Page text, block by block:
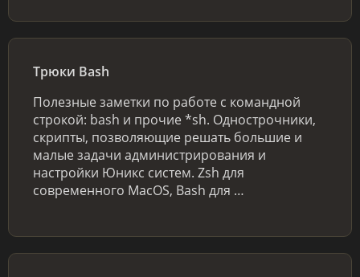
Трюки Bash
Полезные заметки по работе с командной
строкой: bash и прочие *sh. Однострочники,
скрипты, позволяющие решать большие и
малые задачи администрирования и
настройки Юникс систем. Zsh для
современного MacOS, Bash для …